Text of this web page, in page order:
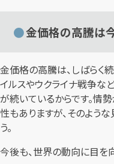
金価格の高騰は
金価格の高騰は、しばらく
イルスやウクライナ戦争な
が続いているからです。情
性もありますが、そのよう
う。
今後も、世界の動向に目を